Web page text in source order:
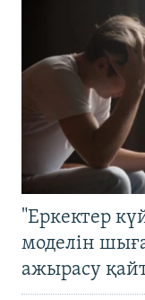
"Еркектер
моделін
ажырасу